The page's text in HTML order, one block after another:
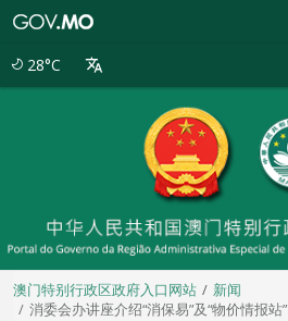
28°C
澳门特别行政区政府入口网站
新闻
消委会办讲座介绍“消保易”及“物价情报站”